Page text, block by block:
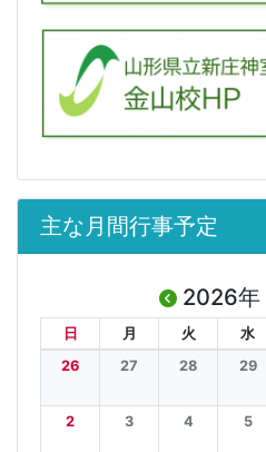
主な月間行事予定
2026年
日 月 火 水
26
27 28 29
2 3 4 5